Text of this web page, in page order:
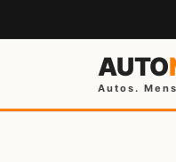
AUTO
Autos.